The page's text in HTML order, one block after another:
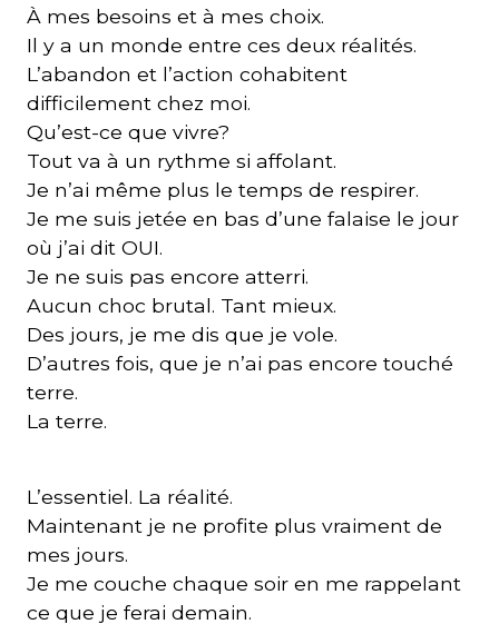
À mes besoins et à mes choix.
Il y a un monde entre ces deux réalités.
L’abandon et l’action cohabitent
difficilement chez moi.
Qu’est-ce que vivre?
Tout va à un rythme si affolant.
Je n’ai même plus le temps de respirer.
Je me suis jetée en bas d’une falaise le jour
où j’ai dit OUI.
Je ne suis pas encore atterri.
Aucun choc brutal. Tant mieux.
Des jours, je me dis que je vole.
D’autres fois, que je n’ai pas encore touché
terre.
La terre.
L’essentiel. La réalité.
Maintenant je ne profite plus vraiment de
mes jours.
Je me couche chaque soir en me rappelant
ce que je ferai demain.